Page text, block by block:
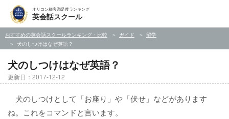
オリコン顧客満足度ランキング
英会話スクール
おすすめの英会話スクールランキング・比較 ガイド
留学
犬のしつけはなぜ英語？
犬のしつけはなぜ英語？
更新日：2017-12-12
犬のしつけとして「お座り」や「伏せ」などがあります
ね。これをコマンドと言います。